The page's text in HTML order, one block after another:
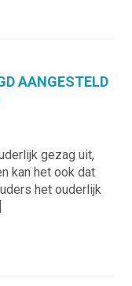
AANGESTELD
gezag uit,
kan het ook dat
het ouderlijk